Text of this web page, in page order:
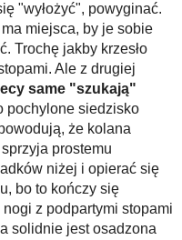
"wyłożyć", powyginać.
miejsca, by je sobie
Trochę jakby krzesło
Ale z drugiej
same "szukają"
pochylone siedzisko
że kolana
prostemu
niżej i opierać się
bo to kończy się
z podpartymi stopami
solidnie jest osadzona